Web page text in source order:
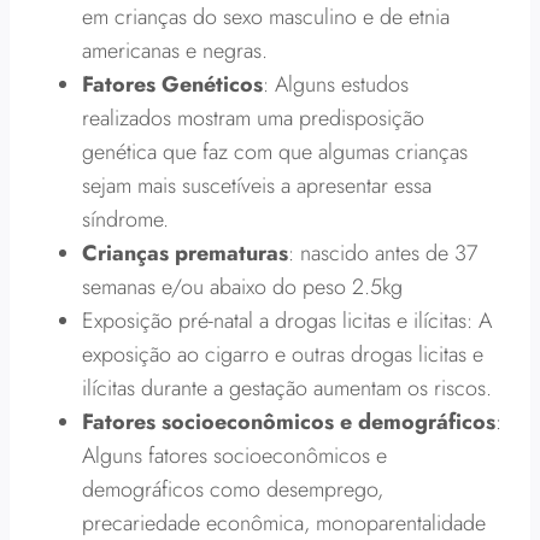
em crianças do sexo masculino e de etnia
americanas e negras.
Fatores Genéticos: Alguns estudos
realizados mostram uma predisposição
genética que faz com que algumas crianças
sejam mais suscetíveis a apresentar essa
síndrome.
Crianças prematuras: nascido antes de 37
semanas e/ou abaixo do peso 2.5kg
Exposição pré-natal a drogas licitas e ilícitas: A
exposição ao cigarro e outras drogas licitas e
ilícitas durante a gestação aumentam os riscos.
Fatores socioeconômicos e demográficos:
Alguns fatores socioeconômicos e
demográficos como desemprego,
precariedade econômica, monoparentalidade